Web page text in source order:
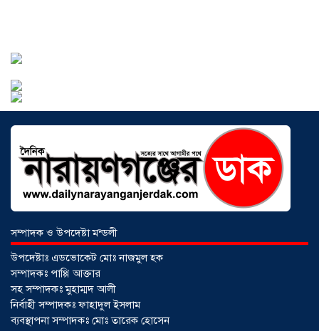
সম্পাদক ও উপদেষ্টা মন্ডলী
উপদেষ্টাঃ এডভোকেট মোঃ নাজমুল হক
সম্পাদকঃ পাপ্পি আক্তার
সহ সম্পাদকঃ মুহাম্মদ আলী
নির্বাহী সম্পাদকঃ ফাহাদুল ইসলাম
ব্যবস্থাপনা সম্পাদকঃ মোঃ তারেক হোসেন